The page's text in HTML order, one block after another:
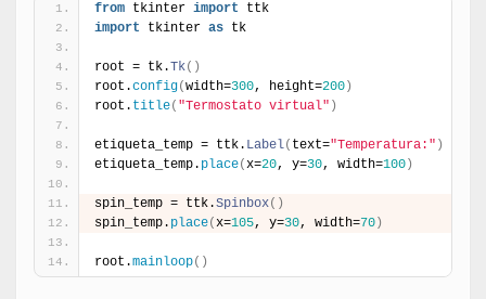
from tkinter import ttk
import tkinter as tk
root = tk.Tk( )
root.config(width=300, height=200 )
root. title( "Termostato virtual" )
etiqueta_temp = ttk. Label( text="Temperatura:" )
etiqueta_temp. place(x=20, y=30, width=100 )
spin_temp = ttk.Spinbox( )
spin_temp. place(x=105, y=30, width=70 )
root.mainloop( )